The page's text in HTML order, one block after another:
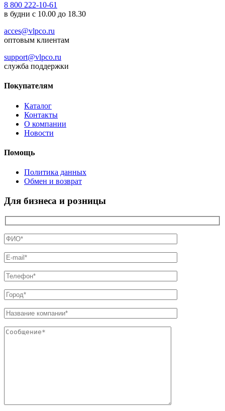
8 800 222-10-61
в будни с 10.00 до 18.30
acces@vlpco.ru
оптовым клиентам
support@vlpco.ru
служба поддержки
Покупателям
Каталог
Контакты
О компании
Новости
Помощь
Политика данных
Обмен и возврат
Для бизнеса и розницы